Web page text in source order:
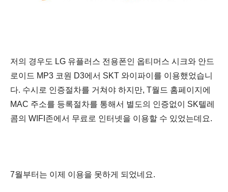
저의 경우도 LG 유플러스 전용폰인 옵티머스 시크와 안드
로이드 MP3 코원 D3에서 SKT 와이파이를 이용했었습니
다. 수시로 인증절차를 거쳐야 하지만, T월드 홈페이지에
MAC 주소를 등록절차를 통해서 별도의 인증없이 SK텔레
콤의 WIFI존에서 무료로 인터넷을 이용할 수 있었는데요.
7월부터는 이제 이용을 못하게 되었네요.